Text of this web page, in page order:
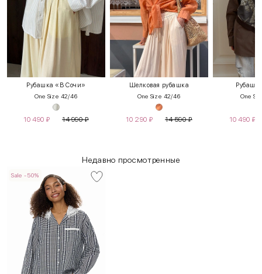
Рубашка «В Сочи»
One Size 42/46
10 490 ₽ 14 990₽
Шелковая рубашка
One Size 42/46
10 290 ₽ 14 590₽
One
10 490 ₽
Недавно просмотренные
Sale -50%